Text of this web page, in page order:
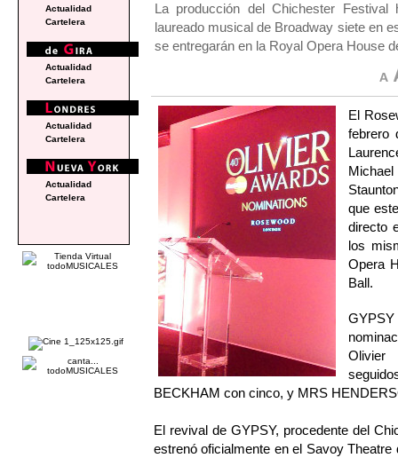
La producción del Chichester
laureado musical de Broadway siete en
se entregarán en la Royal Opera House
El
febrero
que
directo
los
Opera
Ball.
Olivier
BECKHAM con cinco, y MRS
El revival de GYPSY, procedente del
estrenó oficialmente en el Savoy
Actualidad
Cartelera
Actualidad
Cartelera
Actualidad
Cartelera
Actualidad
Cartelera